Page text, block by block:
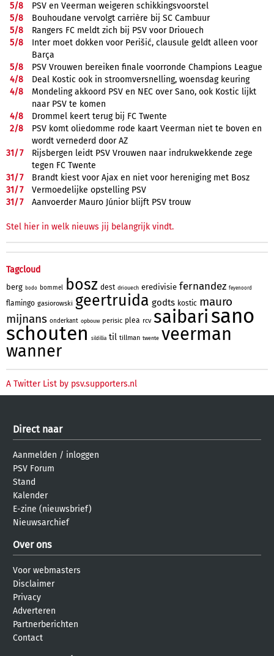
5/8
PSV en Veerman weigeren schikkingsvoorstel
5/8
Bouhoudane vervolgt carrière bij SC Cambuur
5/8
Rangers FC meldt zich bij PSV voor Driouech
5/8
Inter moet dokken voor Perišić, clausule geldt alleen voor
Barça
5/8
PSV Vrouwen bereiken finale voorronde Champions League
4/8
Deal Kostic ook in stroomversnelling, woensdag keuring
4/8
Mondeling akkoord PSV en NEC over Sano, ook Kostic lijkt
naar PSV te komen
4/8
Drommel keert terug bij FC Twente
2/8
PSV komt oliedomme rode kaart Veerman niet te boven en
wordt vernederd door AZ
31/7
Rijsbergen leidt PSV Vrouwen naar indrukwekkende zege
tegen FC Twente
31/7
Brandt kiest voor Ajax en niet voor hereniging met Bosz
31/7
Vermoedelijke opstelling PSV
31/7 Aanvoerder Mauro Júnior blijft PSV trouw
Stel hier in welk nieuws jij belangrijk vindt.
Tagcloud
berg bodo bommel bosz dest driouech eredivisie fernandez feyenoord
flamingo gasiorowski geertruida godts kostic mauro
mijnans onderkant opbouw perisic plea rcv saibari sano
schouten sildillia til tillman twente veerman
wanner
A Twitter List by psv.supporters.nl
Direct naar
Aanmelden / inloggen
PSV Forum
Stand
Kalender
E-zine (nieuwsbrief)
Nieuwsarchief
Over ons
Voor webmasters
Disclaimer
Privacy
Adverteren
Partnerberichten
Contact